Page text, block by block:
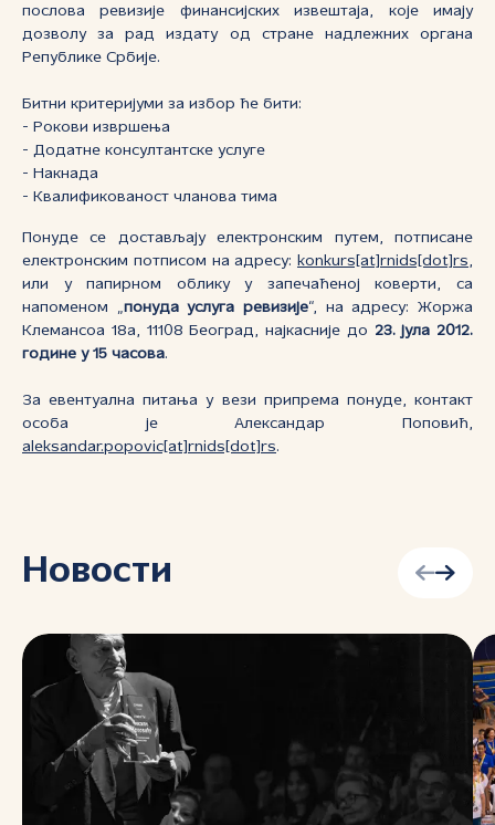
послова ревизије финансијских извештаја, које имају
дозволу за рад издату од стране надлежних органа
Републике Србије.
Битни критеријуми за избор ће бити:
- Рокови извршења
- Додатне консултантске услуге
- Накнада
- Квалификованост чланова тима
Понуде се достављају електронским путем, потписане
електронским потписом на адресу:
konkurs[at]rnids[dot]rs,
или у папирном облику у запечаћеној коверти, са
напоменом „понуда услуга ревизије“, на адресу: Жоржа
Клемансоа 18а, 11108 Београд, најкасније до
23. јула 2012.
године у 15 часова.
За евентуална питања у вези припрема понуде, контакт
особа је Александар Поповић,
aleksandar.popovic[at]rnids[dot]rs.
Новости